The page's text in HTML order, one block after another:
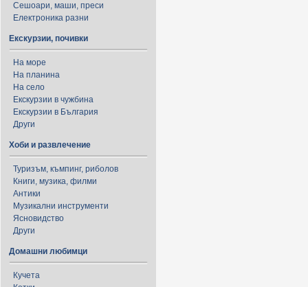
Сешоари, маши, преси
Електроника разни
Екскурзии, почивки
На море
На планина
На село
Екскурзии в чужбина
Екскурзии в България
Други
Хоби и развлечение
Туризъм, къмпинг, риболов
Книги, музика, филми
Антики
Музикални инструменти
Ясновидство
Други
Домашни любимци
Кучета